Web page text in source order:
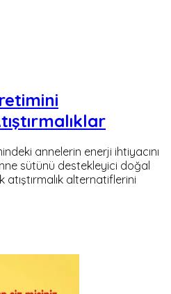
annelerin enerji ihtiyacını
sütünü destekleyici doğal
alternatiflerini